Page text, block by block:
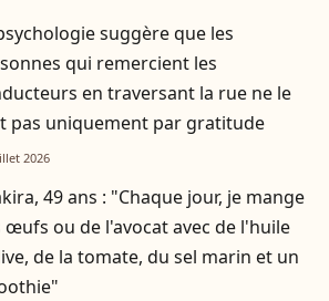
suggère que les
qui remercient les
en traversant la rue ne le
pas uniquement par gratitude
2026
49 ans : "Chaque jour, je mange
œufs ou de l'avocat avec de l'huile
de la tomate, du sel marin et un